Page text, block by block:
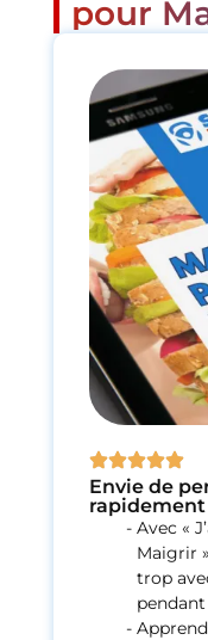
pour
Envie de
rapidement
Avec «
Maigrir
trop